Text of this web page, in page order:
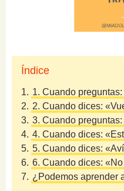
Índice
1. 1. Cuando
2. 2. Cuando dices:
3. 3. Cuando
4. 4. Cuando dices:
5. 5. Cuando dices:
6. 6. Cuando dices:
7. ¿Podemos aprender